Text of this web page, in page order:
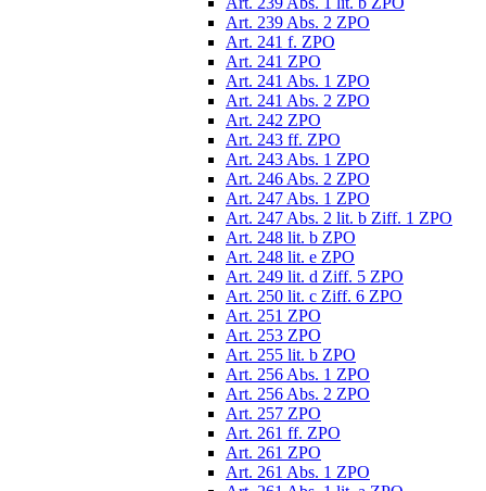
Art. 239 Abs. 2 ZPO
Art. 241 f. ZPO
Art. 241 ZPO
Art. 241 Abs. 1 ZPO
Art. 241 Abs. 2 ZPO
Art. 242 ZPO
Art. 243 ff. ZPO
Art. 243 Abs. 1 ZPO
Art. 246 Abs. 2 ZPO
Art. 247 Abs. 1 ZPO
Art. 247 Abs. 2 lit. b Ziff. 1 ZPO
Art. 248 lit. b ZPO
Art. 248 lit. e ZPO
Art. 249 lit. d Ziff. 5 ZPO
Art. 250 lit. c Ziff. 6 ZPO
Art. 251 ZPO
Art. 253 ZPO
Art. 255 lit. b ZPO
Art. 256 Abs. 1 ZPO
Art. 256 Abs. 2 ZPO
Art. 257 ZPO
Art. 261 ff. ZPO
Art. 261 ZPO
Art. 261 Abs. 1 ZPO